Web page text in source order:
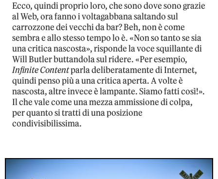
Ecco, quindi proprio loro, che sono dove sono grazie
al Web, ora fanno i voltagabbana saltando sul
carrozzone dei vecchi da bar? Beh, non è come
sembra e allo stesso tempo lo è. «Non so tanto se sia
una critica nascosta», risponde la voce squillante di
Will Butler buttandola sul ridere. «Per esempio,
Infinite Contentparla deliberatamente di Internet,
quindi penso più a una critica aperta. A volte è
nascosta, altre invece è lampante. Siamo fatti così!».
Il che vale come una mezza ammissione di colpa,
per quanto si tratti di una posizione
condivisibilissima.